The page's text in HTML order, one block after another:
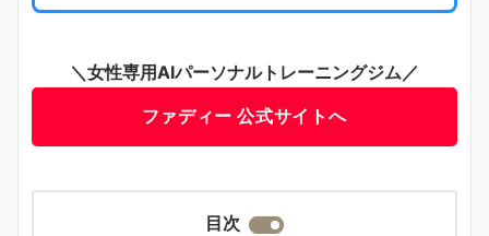
＼女性専用AIパーソナルトレーニングジム／
ファディー 公式サイトへ
目次